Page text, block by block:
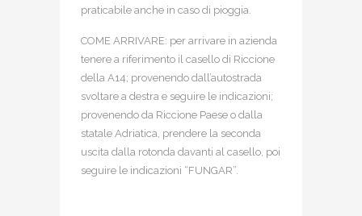
praticabile anche in caso di pioggia.
COME ARRIVARE: per arrivare in azienda
tenere a riferimento il casello di Riccione
della A14; provenendo dall’autostrada
svoltare a destra e seguire le indicazioni;
provenendo da Riccione Paese o dalla
statale Adriatica, prendere la seconda
uscita dalla rotonda davanti al casello, poi
seguire le indicazioni “FUNGAR”.